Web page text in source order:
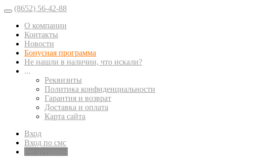
(8652) 56-42-88
О компании
Контакты
Новости
Бонусная программа
Не нашли в наличии, что искали?
...
Реквизиты
Политика конфиденциальности
Гарантия и возврат
Доставка и оплата
Карта сайта
Вход
Вход по смс